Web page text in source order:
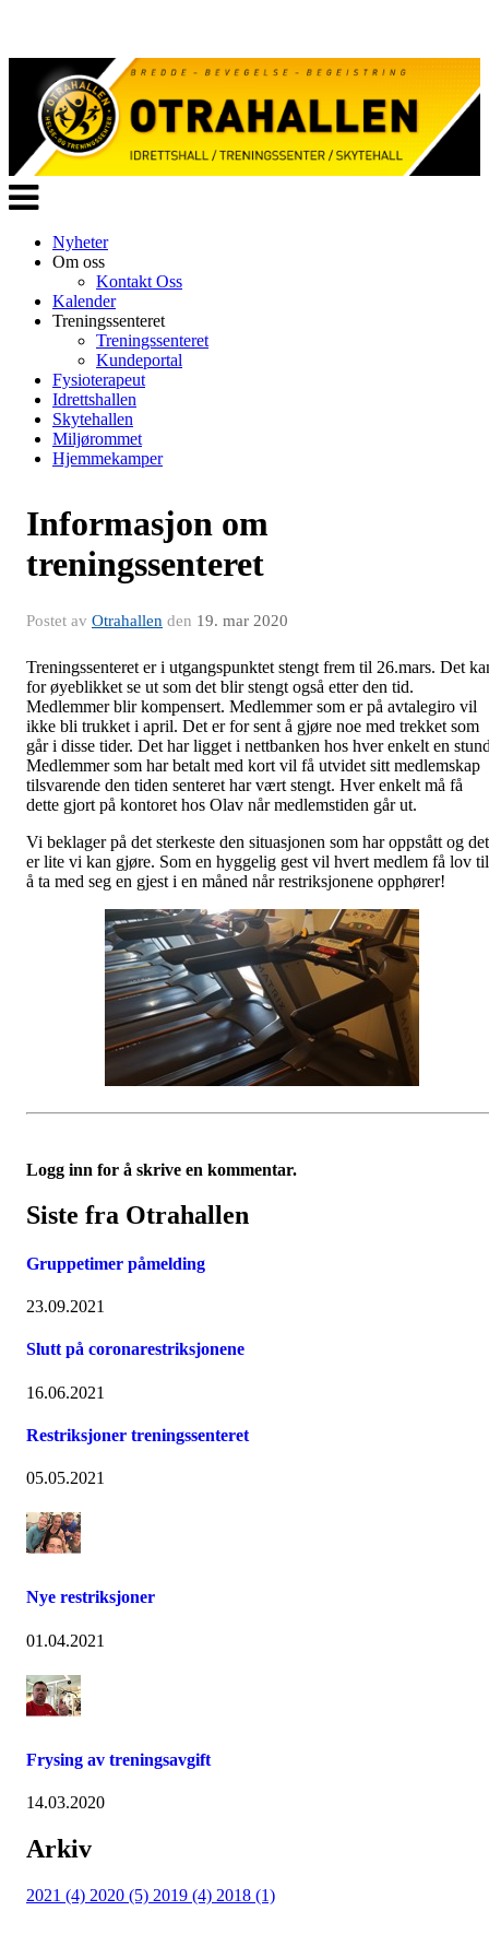
Veksle
navigasjon
Nyheter
Om oss
Kontakt Oss
Kalender
Treningssenteret
Treningssenteret
Kundeportal
Fysioterapeut
Idrettshallen
Skytehallen
Miljørommet
Hjemmekamper
Informasjon om
treningssenteret
Postet av Otrahallen den 19. mar 2020
Treningssenteret er i utgangspunktet stengt frem til 26.mars. Det
for øyeblikket se ut som det blir stengt også etter den tid.
Medlemmer blir kompensert. Medlemmer som er på avtalegiro vil
ikke bli trukket i april. Det er for sent å gjøre noe med trekket som
går i disse tider. Det har ligget i nettbanken hos hver enkelt en
Medlemmer som har betalt med kort vil få utvidet sitt medlemskap
tilsvarende den tiden senteret har vært stengt. Hver enkelt må få
dette gjort på kontoret hos Olav når medlemstiden går ut.
Vi beklager på det sterkeste den situasjonen som har oppstått og det
er lite vi kan gjøre. Som en hyggelig gest vil hvert medlem få lov til
å ta med seg en gjest i en måned når restriksjonene opphører!
Logg inn for å skrive en kommentar.
Siste fra Otrahallen
Gruppetimer påmelding
23.09.2021
Slutt på coronarestriksjonene
16.06.2021
Restriksjoner treningssenteret
05.05.2021
Nye restriksjoner
01.04.2021
Frysing av treningsavgift
14.03.2020
Arkiv
2021 (4) 2020 (5) 2019 (4) 2018 (1)